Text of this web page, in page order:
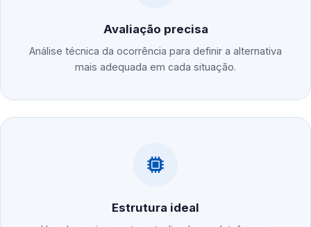
Avaliação precisa
Análise técnica da ocorrência para definir a alternativa
mais adequada em cada situação.
Estrutura ideal